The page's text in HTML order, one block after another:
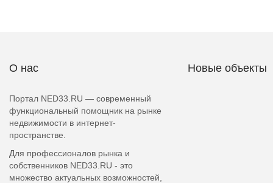
О нас
Портал NED33.RU — современный
функциональный помощник на рынке
недвижимости в интернет-
пространстве.
Для профессионалов рынка и
собственников NED33.RU - это
множество актуальных возможностей,
Новые объекты